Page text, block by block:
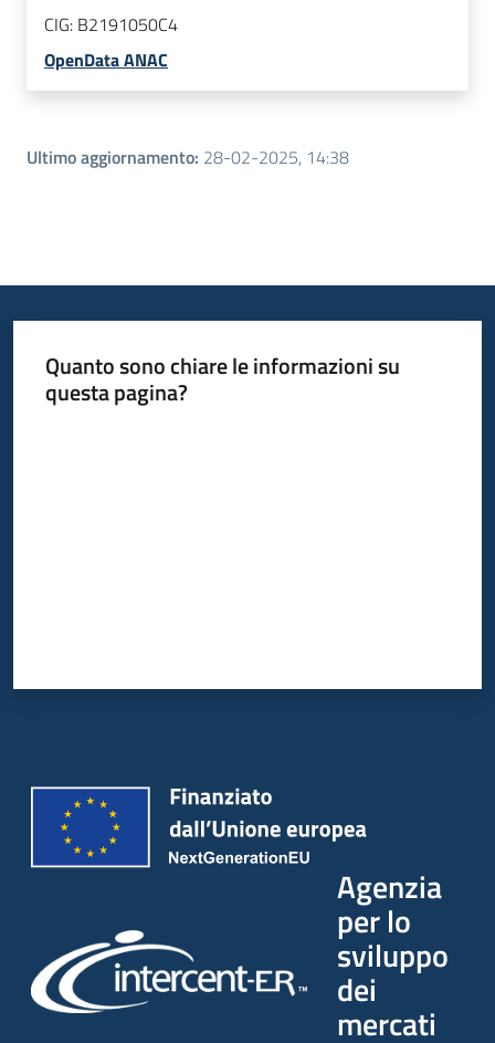
CIG: B2191050C4
OpenData ANAC
Ultimo aggiornamento: 28-02-2025, 14:38
Quanto sono chiare le informazioni su
questa pagina?
Agenzia
per lo
sviluppo
dei
mercati